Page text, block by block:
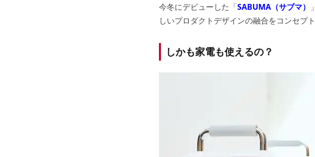
今冬にデビューした「SABUMA（サブマ）
しいプロダクトデザインの融合をコンセプ
しかも家電も使えるの？